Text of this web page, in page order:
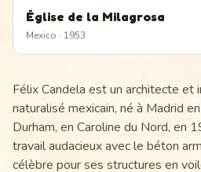
Église de la Milagrosa
Mexico · 1953
Félix Candela est un architecte et
naturalisé mexicain, né à Madrid
Durham, en Caroline du Nord, en
travail audacieux avec le béton
célèbre pour ses structures en